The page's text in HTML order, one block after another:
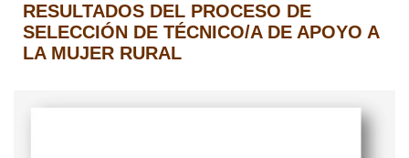
RESULTADOS DEL PROCESO DE
SELECCIÓN DE TÉCNICO/A DE APOYO A
LA MUJER RURAL